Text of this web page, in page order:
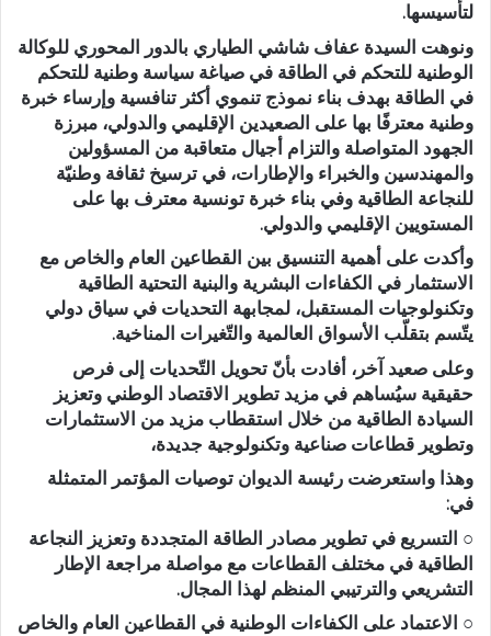
لتأسيسها.
ونوهت السيدة عفاف شاشي الطياري بالدور المحوري للوكالة
الوطنية للتحكم في الطاقة في صياغة سياسة وطنية للتحكم
في الطاقة بهدف بناء نموذج تنموي أكثر تنافسية وإرساء خبرة
وطنية معترفًا بها على الصعيدين الإقليمي والدولي، مبرزة
الجهود المتواصلة والتزام أجيال متعاقبة من المسؤولين
والمهندسين والخبراء والإطارات، في ترسيخ ثقافة وطنيّة
للنجاعة الطاقية وفي بناء خبرة تونسية معترف بها على
المستويين الإقليمي والدولي.
وأكدت على أهمية التنسيق بين القطاعين العام والخاص مع
الاستثمار في الكفاءات البشرية والبنية التحتية الطاقية
وتكنولوجيات المستقبل، لمجابهة التحديات في سياق دولي
يتّسم بتقلّب الأسواق العالمية والتّغيرات المناخية.
وعلى صعيد آخر، أفادت بأنّ تحويل التّحديات إلى فرص
حقيقية سيُساهم في مزيد تطوير الاقتصاد الوطني وتعزيز
السيادة الطاقية من خلال استقطاب مزيد من الاستثمارات
وتطوير قطاعات صناعية وتكنولوجية جديدة،
وهذا واستعرضت رئيسة الديوان توصيات المؤتمر المتمثلة
في:
○ التسريع في تطوير مصادر الطاقة المتجددة وتعزيز النجاعة
الطاقية في مختلف القطاعات مع مواصلة مراجعة الإطار
التشريعي والترتيبي المنظم لهذا المجال.
○ الاعتماد على الكفاءات الوطنية في القطاعين العام والخاص